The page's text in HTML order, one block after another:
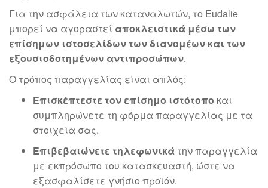
Για την ασφάλεια των καταναλωτών, το Eudalie
μπορεί να αγοραστεί αποκλειστικά μέσω των
επίσημων ιστοσελίδων των διανομέων και των
εξουσιοδοτημένων αντιπροσώπων.
Ο τρόπος παραγγελίας είναι απλός:
Επισκέπτεστε τον επίσημο ιστότοπο και
συμπληρώνετε τη φόρμα παραγγελίας με τα
στοιχεία σας.
Επιβεβαιώνετε τηλεφωνικά την παραγγελία
με εκπρόσωπο του κατασκευαστή, ώστε να
εξασφαλίσετε γνήσιο προϊόν.